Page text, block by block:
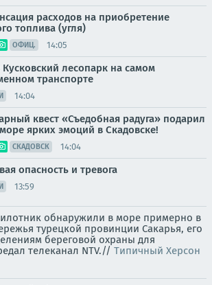
расходов на приобретение
топлива (угля)
ОФИЦ. 14:05
Кусковский лесопарк на самом
транспорте
14:04
квест «Съедобная радуга» подарил
ярких эмоций в Скадовске!
СКАДОВСК 14:04
опасность и тревога
13:59
обнаружили в море примерно в
турецкой провинции Сакарья, его
береговой охраны для
телеканал NTV.// Типичный Херсон